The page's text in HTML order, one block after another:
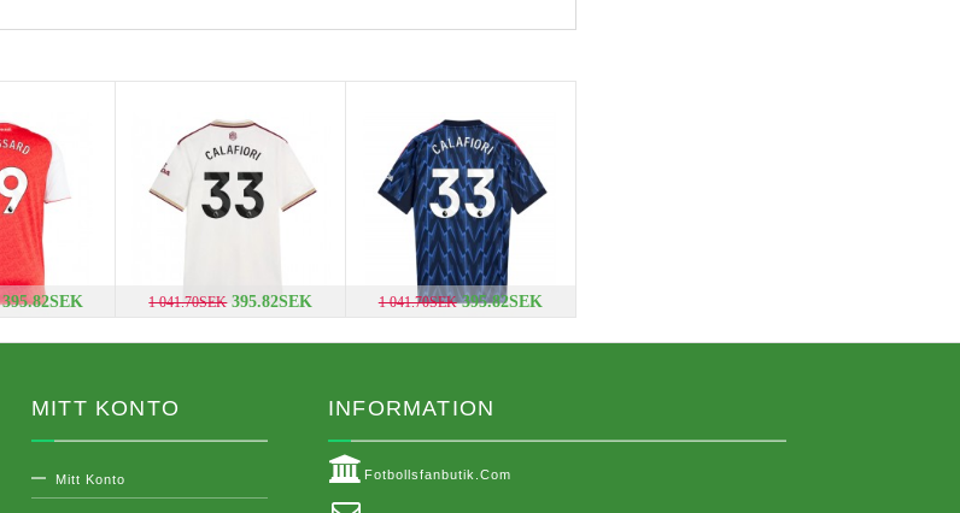
395.82SEK 1 041.70SEK 395.82SEK 1 041.70SEK 395.82SEK
MITT KONTO
Mitt Konto
INFORMATION
Fotbollsfanbutik.com